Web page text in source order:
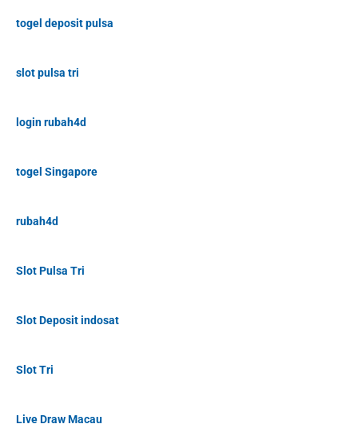
togel deposit pulsa
slot pulsa tri
login rubah4d
togel Singapore
rubah4d
Slot Pulsa Tri
Slot Deposit indosat
Slot Tri
Live Draw Macau